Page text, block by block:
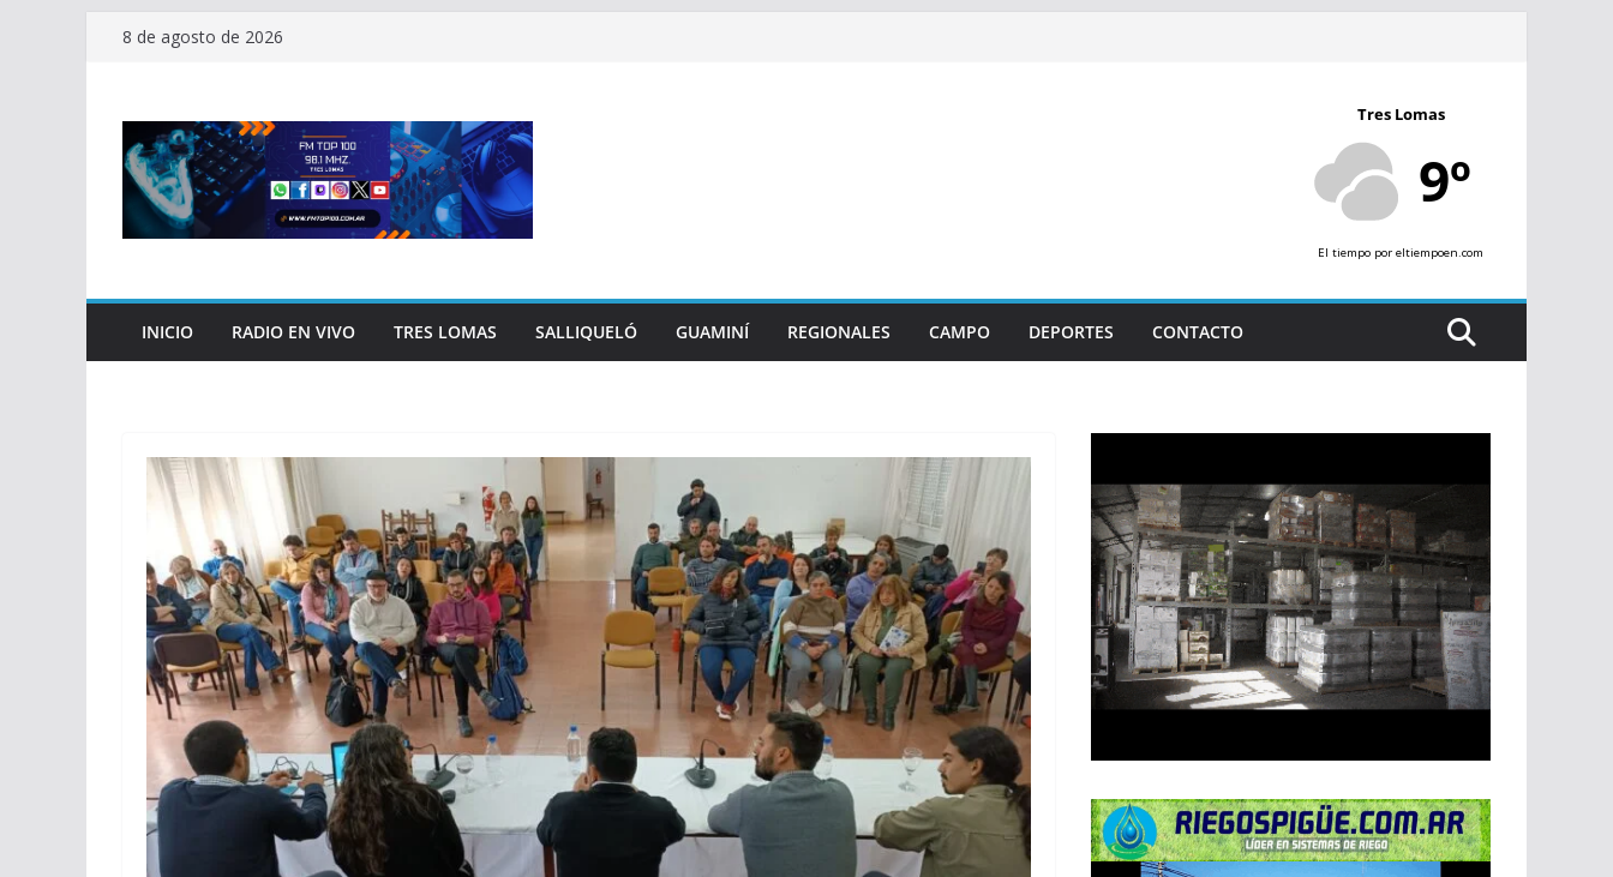
Saltar8 de agosto de 2026
Tres Lomas
9º
El tiempo por eltiempoen.com
INICIO RADIO EN VIVO TRES LOMAS SALLIQUELÓ GUAMINÍ REGIONALES CAMPO DEPORTES CONTACTO